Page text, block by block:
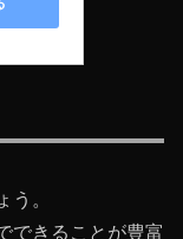
う。
できることが豊富